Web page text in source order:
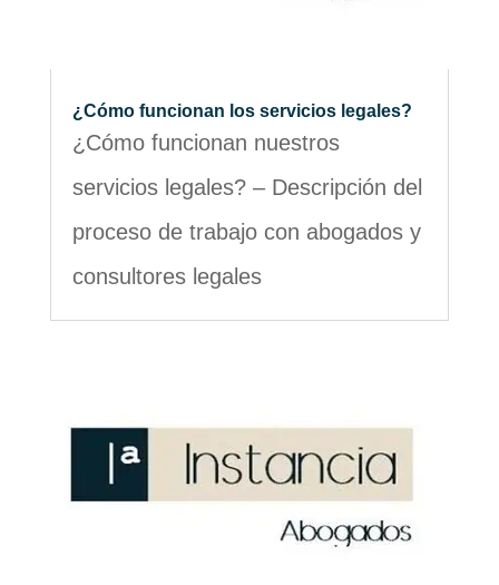
¿Cómo funcionan los servicios legales?
¿Cómo funcionan nuestros
servicios legales? – Descripción del
proceso de trabajo con abogados y
consultores legales